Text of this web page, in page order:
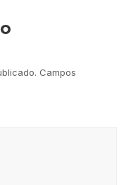
Campos